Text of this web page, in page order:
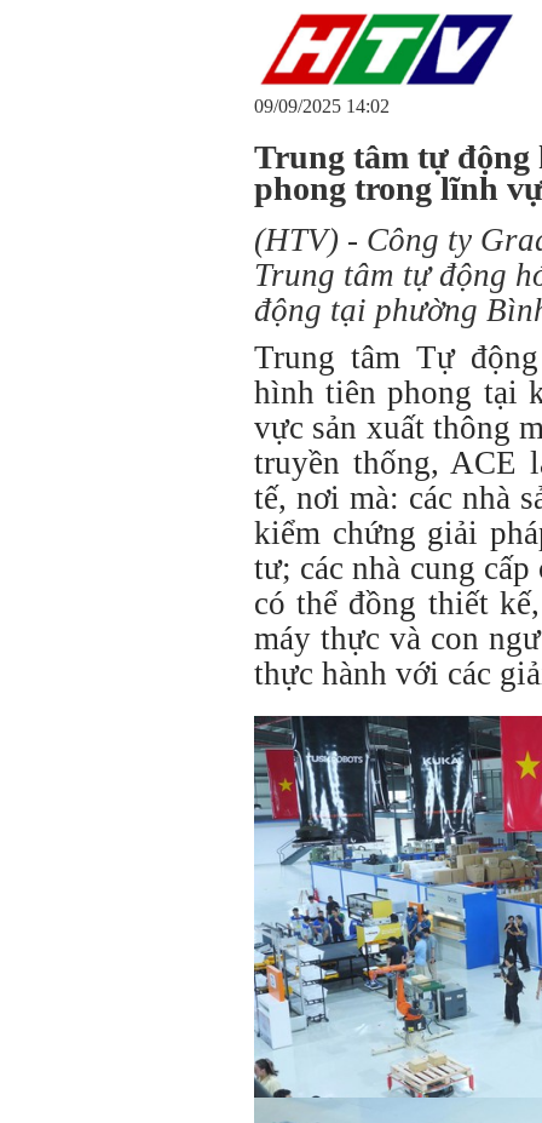
09/09/2025 14:02
Trung tâm tự
phong trong lĩnh
(HTV) - Công ty
Trung tâm tự động
động tại phường
Trung tâm Tự
hình tiên phong tại
vực sản xuất thông
truyền thống, ACE
tế, nơi mà: các nhà
kiểm chứng giải
tư; các nhà cung
có thể đồng thiết
máy thực và con
thực hành với các